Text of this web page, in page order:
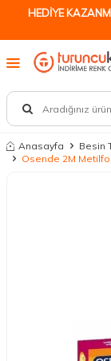
HEDİYE
Anasayfa Besin
Osende 2M